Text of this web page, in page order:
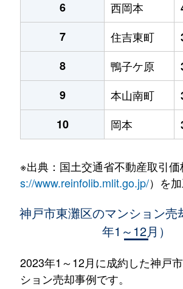
6
西岡本
7
住吉東町
8
鴨子ケ原
9
本山南町
10
岡本
※出典：国土交通省不動産取引価
s://www.reinfolib.mlit.go.jp/）を
神戸市東灘区のマンション売
年1～12月）
2023年1～12月に成約した神戸
ション売却事例です。